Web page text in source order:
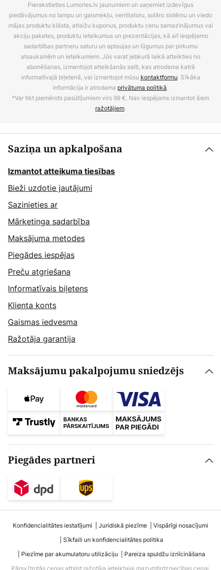
Pierakstieties Lumories.lv jaunumiem un saņemiet izdevīgus
piedāvājumus no lampu un gaismekļu, ventilatoru, solāro sistēmu un viedo
mājas produktu klāsta, atlaižu kuponus, produktu cenu samazinājumus vai
akciju paketes, produktu ieteikumus un prezentācijas, kā arī iespējamo
sadarbības partneru saturu un aptaujas un lūgumus par pirkumu
atsauksmēm un ieteikumiem. Jūs varat jebkurā laikā atteikties no
abonēšanas, izmantojot atteikšanās saiti, kas atrodama katrā
informatīvajā biļetenā, vai izmantojot mūsu kontaktformu. Sīkāka
informācija ir atrodama privātuma politikā.
*Var tikt piemērots pasūtījumiem virs 99 €. Nav iespējams izmantot šiem
ražotājiem.
Saziņa un apkalpošana
Izmantot atteikuma tiesības
Bieži uzdotie jautājumi
Sazinieties ar
Mārketinga sadarbība
Maksājuma metodes
Piegādes iespējas
Preču atgriešana
Informatīvais biļetens
Klienta konts
Gaismas iedvesma
Ražotāja garantija
Maksājumu pakalpojumu sniedzējs
Piegādes partneri
Konfidencialitātes iestatījumi Juridiskā piezīme
Vispārīgi nosacījumi
Sīkfaili un konfidencialitātes politika
Piezīme par akumulatoru utilizāciju
Pareiza spuldžu iznīcināšana
Pārsvītrotās cenas atbilst ražotāja ieteiktajai mazumtirdzniecības cenai.